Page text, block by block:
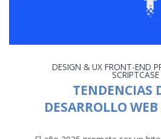
DESIGN & UX FRONT-END
SCRIPTCASE
TENDENCIAS
DESARROLLO